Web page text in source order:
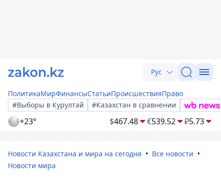
Рус
ПолитикаМирФинансыСтатьиПроисшествияПраво
#Выборы в Курултай
#Казахстан в сравнении
+23° $467.48 €539.52 ₽5.73
Новости Казахстана и мира на сегодня
Все новости
Новости мира